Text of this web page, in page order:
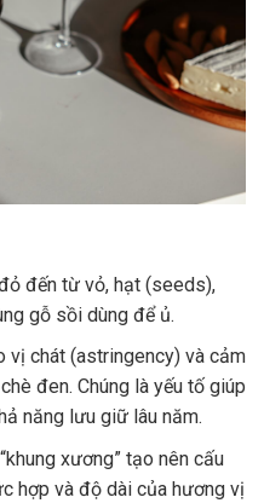
đến từ vỏ, hạt (seeds),
gỗ sồi dùng để ủ.
vị chát (astringency) và cảm
đen. Chúng là yếu tố giúp
năng lưu giữ lâu năm.
xương” tạo nên cấu
hợp và độ dài của hương vị